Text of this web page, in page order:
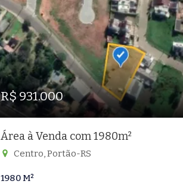
R$ 931.000
Área à Venda com 1980m²
Centro, Portão-RS
1980 M²